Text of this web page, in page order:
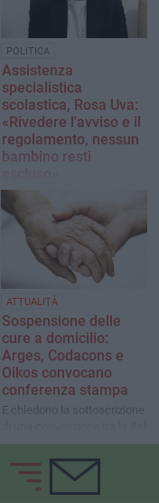
POLITICA
Assistenza
specialistica
scolastica, Rosa Uva:
«Rivedere l'avviso e il
regolamento, nessun
bambino resti
L'appello per garantire anche
ai bambini con disabilità
grave la possibilità di
ottenere il servizio in deroga
ATTUALITÀ
Sospensione delle
cure a domicilio:
Arges, Codacons e
Oikos convocano
conferenza stampa
E chiedono la sottoscrizione
e le associazioni no profit